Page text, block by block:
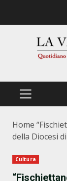
PRIMÄRES
Home
della Diocesi
Cultura